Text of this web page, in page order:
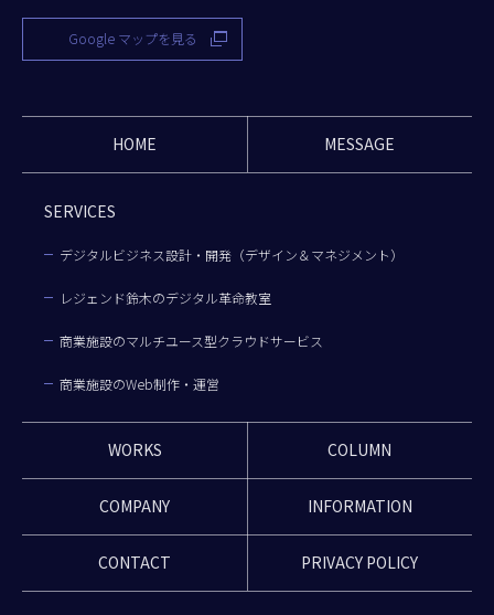
Google マップを見る
HOME MESSAGE
SERVICES
デジタルビジネス設計・開発（デザイン＆マネジメント）
レジェンド鈴木のデジタル革命教室
商業施設のマルチユース型クラウドサービス
商業施設のWeb制作・運営
WORKS COLUMN
COMPANY INFORMATION
CONTACT PRIVACY POLICY